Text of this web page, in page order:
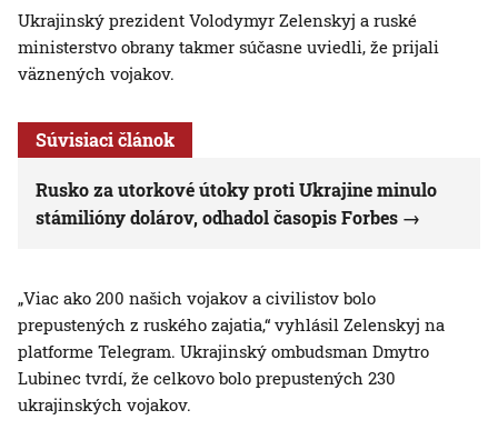
Ukrajinský prezident Volodymyr Zelenskyj a ruské
ministerstvo obrany takmer súčasne uviedli, že prijali
väznených vojakov.
Súvisiaci článok
Rusko za utorkové útoky proti Ukrajine minulo
stámilióny dolárov, odhadol časopis Forbes
„Viac ako 200 našich vojakov a civilistov bolo
prepustených z ruského zajatia,“ vyhlásil Zelenskyj na
platforme Telegram. Ukrajinský ombudsman Dmytro
Lubinec tvrdí, že celkovo bolo prepustených 230
ukrajinských vojakov.